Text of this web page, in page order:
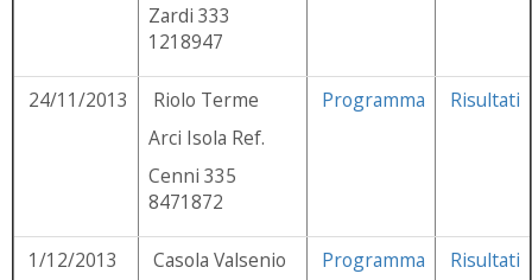
Zardi 333
1218947
24/11/2013
Riolo Terme
Arci Isola Ref.
Cenni 335
8471872
Programma Risultati
1/12/2013
Casola Valsenio
Programma Risultati